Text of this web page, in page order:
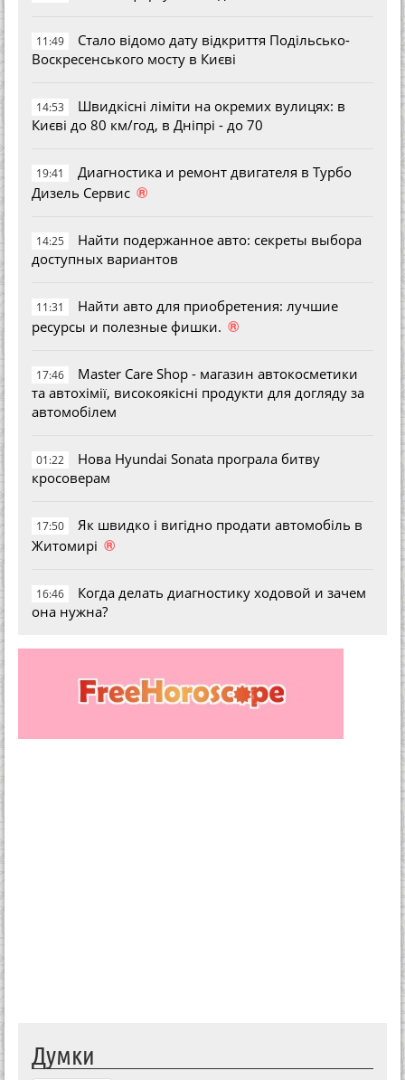
11:49
Стало відомо дату відкриття Подільсько-
Воскресенського мосту в Києві
14:53
Швидкісні ліміти на окремих вулицях: в
Києві до 80 км/год, в Дніпрі - до 70
19:41
Диагностика и ремонт двигателя в Турбо
Дизель Сервис ®
14:25
Найти подержанное авто: секреты выбора
доступных вариантов
11:31
Найти авто для приобретения: лучшие
ресурсы и полезные фишки. ®
17:46
Master Care Shop - магазин автокосметики
та автохімії, високоякісні продукти для догляду за
автомобілем
01:22
Нова Hyundai Sonata програла битву
кросоверам
17:50
Як швидко і вигідно продати автомобіль в
Житомирі ®
16:46
Когда делать диагностику ходовой и зачем
она нужна?
Думки